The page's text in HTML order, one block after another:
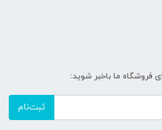
فروشگاه ما باخبر شوید:
ثبت‌نام